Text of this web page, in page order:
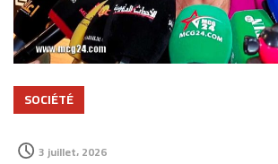
SOCIÉTÉ
3 juillet، 2026